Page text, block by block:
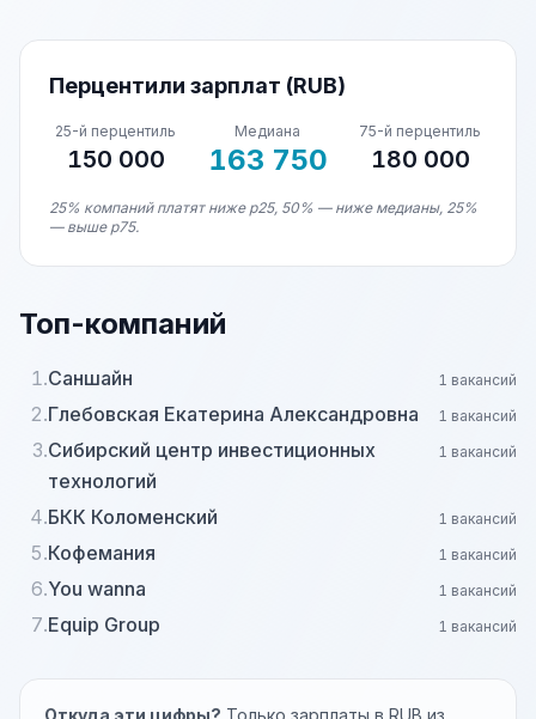
Перцентили зарплат (RUB)
25-й перцентиль
150 000
Медиана
163 750
75-й перцентиль
180 000
25% компаний платят ниже p25, 50% — ниже медианы, 25%
— выше p75.
Топ-компаний
1.Саншайн 1 вакансий
2.Глебовская Екатерина Александровна 1 вакансий
3.Сибирский центр инвестиционных
технологий
1 вакансий
4.БКК Коломенский 1 вакансий
5.Кофемания 1 вакансий
6.You wanna 1 вакансий
7.Equip Group 1 вакансий
Откуда эти цифры? Только зарплаты в RUB из